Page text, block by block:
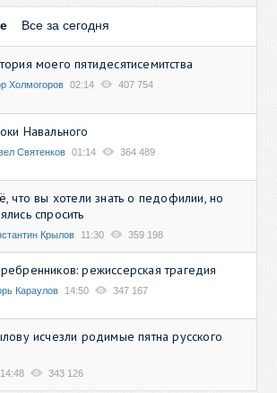
Все за сегодня
моего пятидесятисемитства
Холмогоров 02:14 407 754
Навального
Святенков 01:14 364 489
что вы хотели знать о педофилии, но
спросить
Крылов 11:30 359 198
режиссерская трагедия
Караулов 14:50 347 167
исчезли родимые пятна русского
14:48 343 126